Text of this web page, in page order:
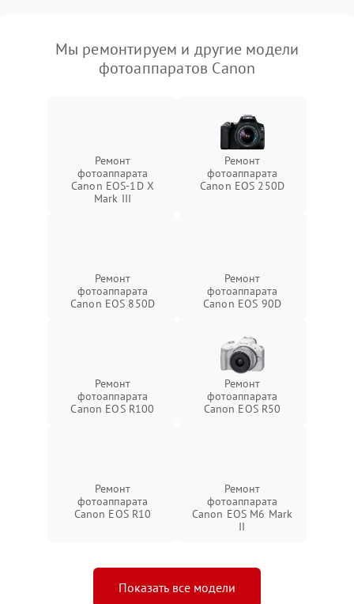
Мы ремонтируем и другие модели
фотоаппаратов Canon
Ремонт
фотоаппарата
Canon EOS‑1D X
Mark III
Ремонт
фотоаппарата
Canon EOS 250D
Ремонт
фотоаппарата
Canon EOS 850D
Ремонт
фотоаппарата
Canon EOS 90D
Ремонт
фотоаппарата
Canon EOS R100
Ремонт
фотоаппарата
Canon EOS R50
Ремонт
фотоаппарата
Canon EOS R10
Ремонт
фотоаппарата
Canon EOS M6 Mark
II
Показать все модели